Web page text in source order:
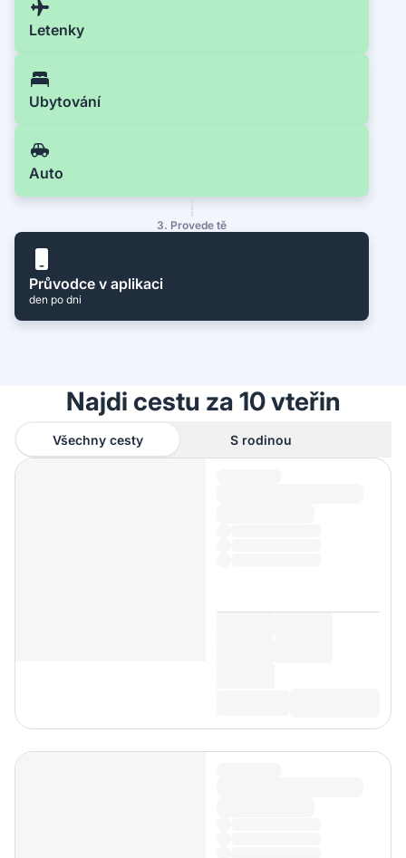
Letenky
Ubytování
Auto
3. Provede tě
Průvodce v aplikaci
den po dni
Najdi cestu za 10 vteřin
Všechny cesty S rodinou